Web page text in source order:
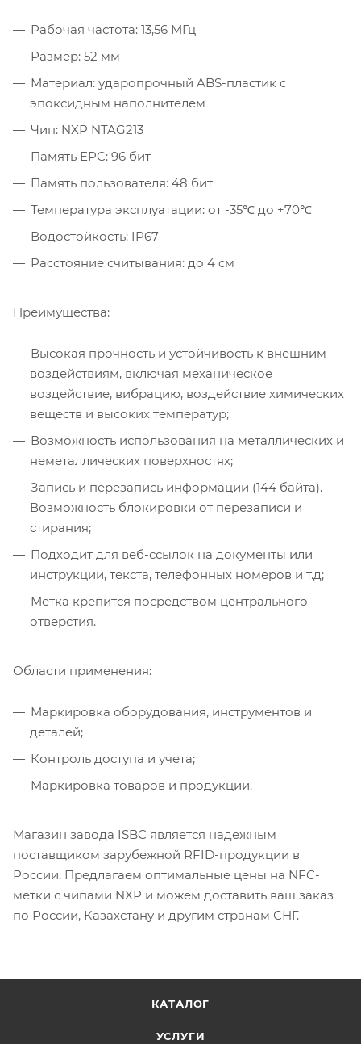
Рабочая частота: 13,56 МГц
Размер: 52 мм
Материал: ударопрочный ABS-пластик с
эпоксидным наполнителем
Чип: NXP NTAG213
Память EPC: 96 бит
Память пользователя: 48 бит
Температура эксплуатации: от -35℃ до +70℃
Водостойкость: IP67
Расстояние считывания: до 4 см
Преимущества:
Высокая прочность и устойчивость к внешним
воздействиям, включая механическое
воздействие, вибрацию, воздействие химических
веществ и высоких температур;
Возможность использования на металлических и
неметаллических поверхностях;
Запись и перезапись информации (144 байта).
Возможность блокировки от перезаписи и
стирания;
Подходит для веб-ссылок на документы или
инструкции, текста, телефонных номеров и т.д;
Метка крепится посредством центрального
отверстия.
Области применения:
Маркировка оборудования, инструментов и
деталей;
Контроль доступа и учета;
Маркировка товаров и продукции.
Магазин завода ISBC является надежным
поставщиком зарубежной RFID-продукции в
России. Предлагаем оптимальные цены на NFC-
метки с чипами NXP и можем доставить ваш заказ
по России, Казахстану и другим странам СНГ.
КАТАЛОГ
УСЛУГИ